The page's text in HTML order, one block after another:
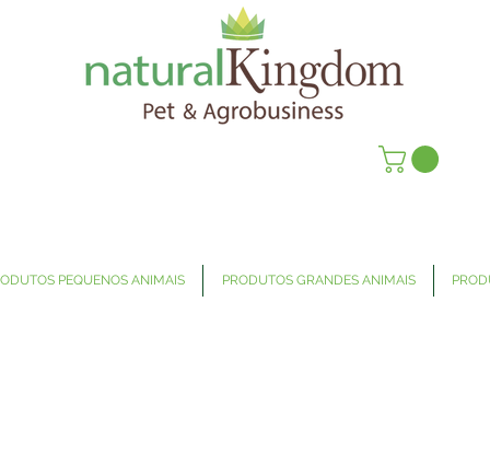
PEQUENOS ANIMAIS PRODUTOS GRANDES ANIMAIS